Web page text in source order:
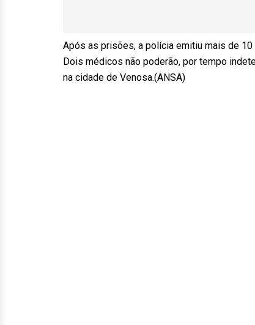
Após as prisões, a polícia emitiu mais de
Dois médicos não poderão, por tempo
na cidade de Venosa.(ANSA)